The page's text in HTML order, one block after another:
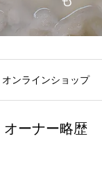
オンラインショップ
オーナー略歴